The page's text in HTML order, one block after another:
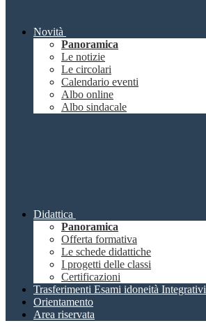
Novità
Panoramica
Le notizie
Le circolari
Calendario eventi
Albo online
Albo sindacale
Didattica
Panoramica
Offerta formativa
Le schede didattiche
I progetti delle classi
Certificazioni
Trasferimenti Esami idoneità Integrativi
Orientamento
Area riservata